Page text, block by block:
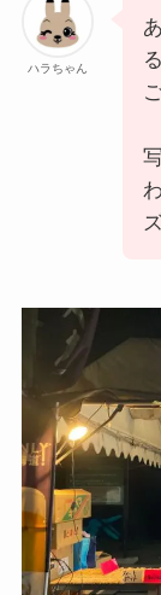
ハラちゃん